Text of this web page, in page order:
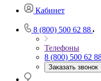
Кабинет
8 (800) 500 62 88
Телефоны
8 (800) 500 62
Заказать звонок